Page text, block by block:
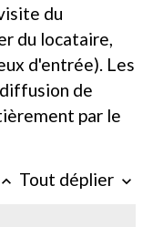
du
du locataire,
d'entrée). Les
de
par le
keyboard_arrow_up Tout déplier keyboard_arrow_down